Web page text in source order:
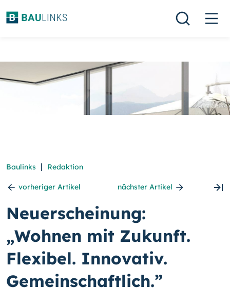
Baulinks | Redaktion
vorheriger Artikel nächster Artikel
Neuerscheinung:
„Wohnen mit Zukunft.
Flexibel. Innovativ.
Gemeinschaftlich.”